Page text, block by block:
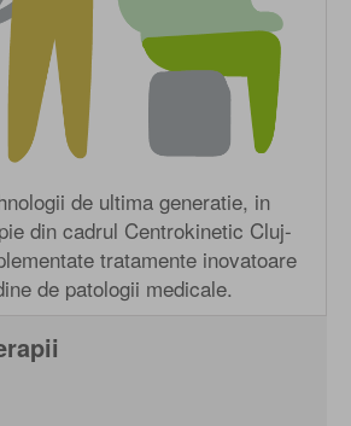
de ultima generatie, in
din cadrul Centrokinetic Cluj-
tratamente inovatoare
de patologii medicale.